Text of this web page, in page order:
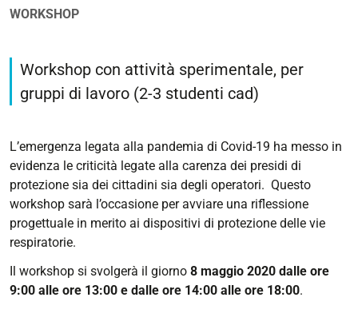
WORKSHOP
mask-
design-
breathing-
Re-
Mask:
design
breathing
protection
2020-
05-
08T09:00:00+02:00
Workshop con attività sperimentale, per
gruppi di lavoro (2-3 studenti cad)
L’emergenza legata alla pandemia di Covid-19 ha messo in
evidenza le criticità legate alla carenza dei presidi di
protezione sia dei cittadini sia degli operatori. Questo
workshop sarà l’occasione per avviare una riflessione
progettuale in merito ai dispositivi di protezione delle vie
respiratorie.
Il workshop si svolgerà il giorno 8 maggio 2020 dalle ore
9:00 alle ore 13:00 e dalle ore 14:00 alle ore 18:00.